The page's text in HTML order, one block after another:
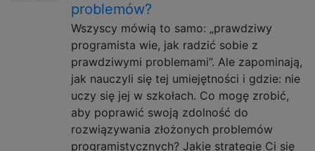
problemów?
Wszyscy mówią to samo: „prawdziwy
programista wie, jak radzić sobie z
prawdziwymi problemami”. Ale zapominają,
jak nauczyli się tej umiejętności i gdzie: nie
uczy się jej w szkołach. Co mogę zrobić,
aby poprawić swoją zdolność do
rozwiązywania złożonych problemów
programistycznych? Jakie strategie Ci się